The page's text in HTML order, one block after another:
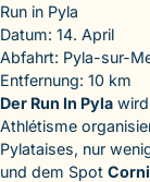
Run in Pyla
Datum: 14. April
Abfahrt: Pyla-sur-
Entfernung: 10 km
Der Run In Pyla
Athlétisme
Pylataises, nur
und dem Spot